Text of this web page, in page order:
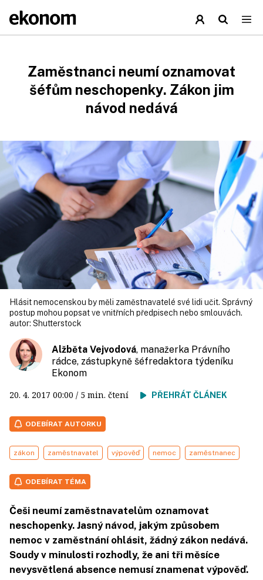
Zaměstnanci neumí oznamovat
šéfům neschopenky. Zákon jim
návod nedává
Hlásit nemocenskou by měli zaměstnavatelé své lidi učit. Správný
postup mohou popsat ve vnitřních předpisech nebo smlouvách.
autor: Shutterstock
Alžběta Vejvodová, manažerka Právního
rádce, zástupkyně šéfredaktora týdeníku
Ekonom
20. 4. 2017 00:00 / 5 min. čtení PŘEHRÁT ČLÁNEK
ODEBÍRAT AUTORKU
zákon zaměstnavatel výpověď nemoc zaměstnanec
ODEBÍRAT TÉMA
Češi neumí zaměstnavatelům oznamovat
neschopenky. Jasný návod, jakým způsobem
nemoc v zaměstnání ohlásit, žádný zákon nedává.
Soudy v minulosti rozhodly, že ani tři měsíce
nevysvětlená absence nemusí znamenat výpověď.